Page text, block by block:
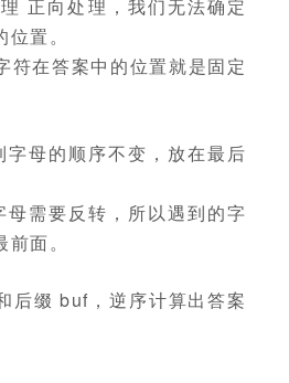
正向处理，我们无法确定
置。
符在答案中的位置就是固定
母的顺序不变，放在最后
需要反转，所以遇到的字
面。
后缀 buf，逆序计算出答案